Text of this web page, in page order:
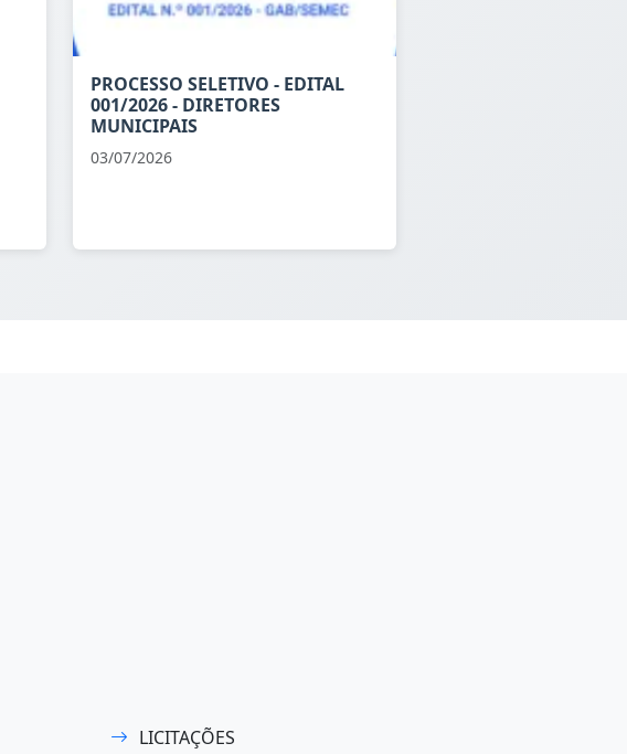
PROCESSO SELETIVO - EDITAL
001/2026 - DIRETORES
MUNICIPAIS
03/07/2026
LICITAÇÕES